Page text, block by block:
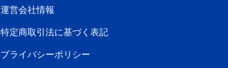
運営会社情報
特定商取引法に基づく表記
プライバシーポリシー